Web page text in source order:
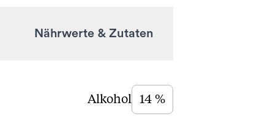
Nährwerte & Zutaten
Alkohol
14 %